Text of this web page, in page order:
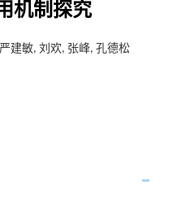
机制探究
建敏, 刘欢, 张峰, 孔德松